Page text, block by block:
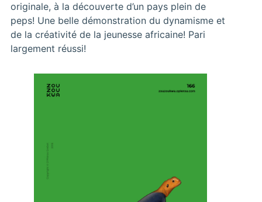
originale, à la découverte d’un pays plein de
peps! Une belle démonstration du dynamisme et
de la créativité de la jeunesse africaine! Pari
largement réussi!